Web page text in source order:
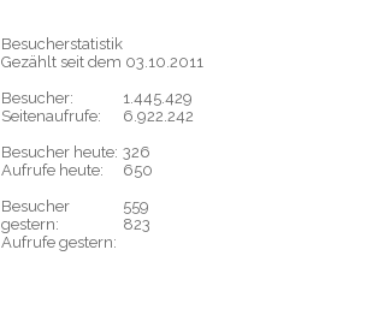
Besucherstatistik
Gezählt seit dem 03.10.2011
Besucher:
Seitenaufrufe:
Besucher heute:
Aufrufe heute:
Besucher
gestern:
Aufrufe gestern:
1.445.429
6.922.242
326
650
559
823